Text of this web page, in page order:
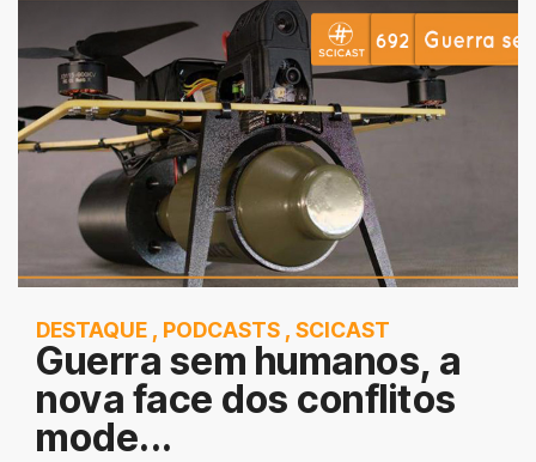
DESTAQUE , PODCASTS , SCICAST
Guerra sem humanos, a
nova face dos conflitos
mode...